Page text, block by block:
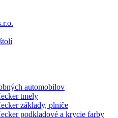
automobilov
tmely
základy, plniče
podkladové a krycie farby